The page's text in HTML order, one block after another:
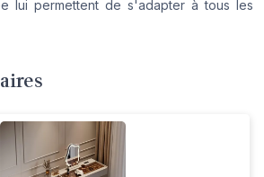
lui permettent de s'adapter à tous les